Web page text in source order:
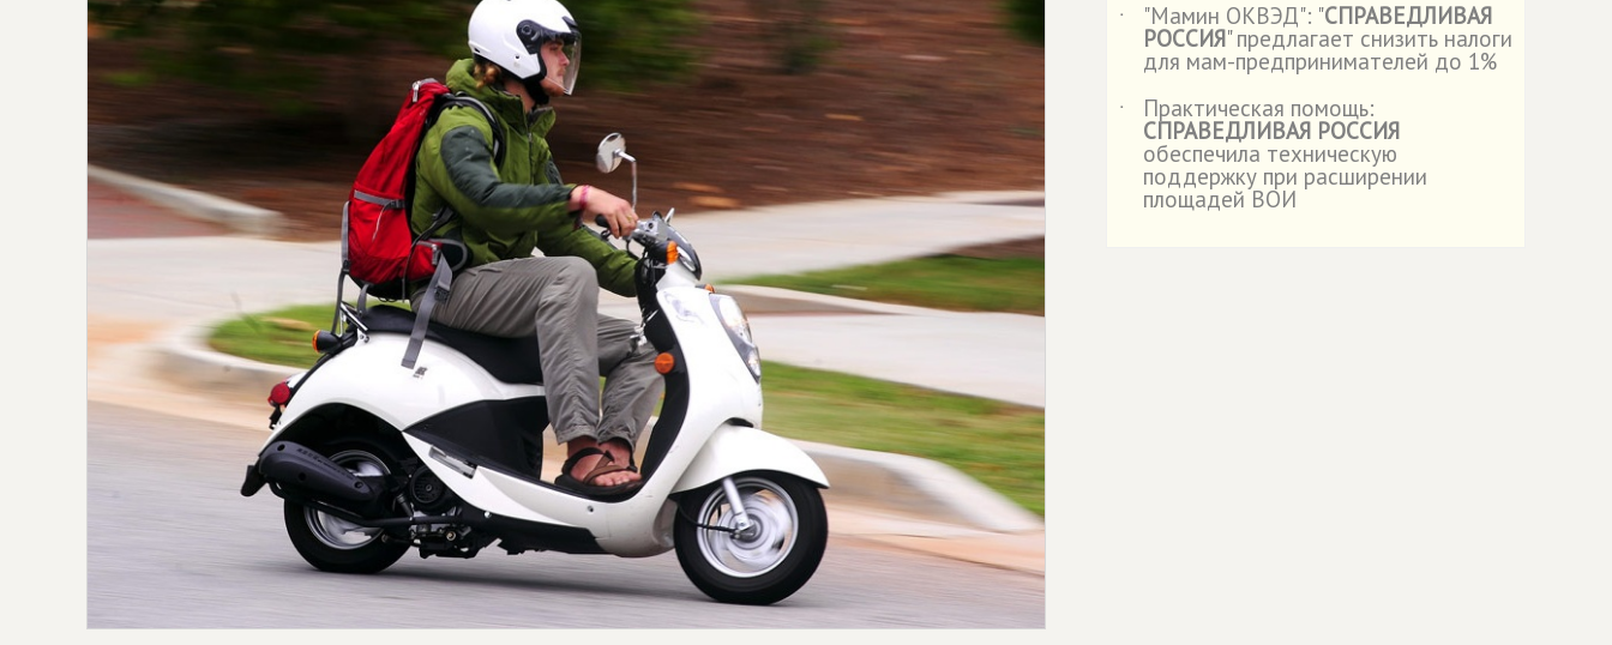
˙
"Мамин ОКВЭД": "СПРАВЕДЛИВАЯ
РОССИЯ" предлагает снизить налоги
для мам-предпринимателей до 1%
˙
Практическая помощь:
СПРАВЕДЛИВАЯ РОССИЯ
обеспечила техническую
поддержку при расширении
площадей ВОИ